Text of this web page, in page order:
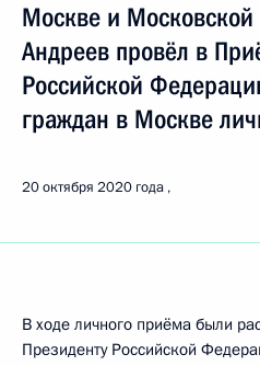
Москве и Московской
Андреев провёл в
Российской
граждан в Москве
20 октября 2020 года
В ходе личного приёма были
Президенту Российской